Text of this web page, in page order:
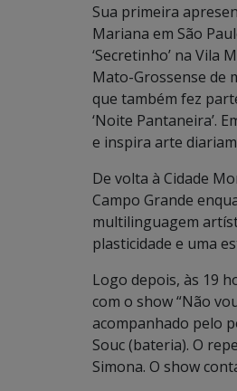
Sua primeira
Mariana em São
‘Secretinho’ na Vila
Mato-Grossense de
que também fez
‘Noite Pantaneira’.
e inspira arte
De volta à Cidade
Campo Grande
multilinguagem
plasticidade e uma
Logo depois, às 19
com o show “Não
acompanhado pelo
Souc (bateria). O
Simona. O show